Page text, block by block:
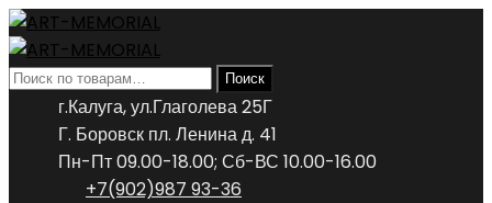
Искать: Поиск
г.Калуга, ул.Глаголева 25Г
Г. Боровск пл. Ленина д. 41
Пн-Пт 09.00-18.00; Сб-ВС 10.00-16.00
+7(902)987 93-36